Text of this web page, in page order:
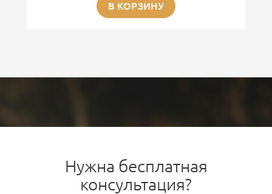
В КОРЗИНУ
Нужна бесплатная
консультация?